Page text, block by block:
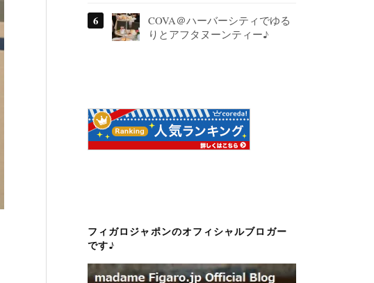
COVA＠ハーバーシティでゆる
りとアフタヌーンティー♪
フィガロジャポンのオフィシャルブロガー
です♪